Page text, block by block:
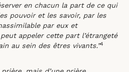
en chacun la part de ce qui
pouvoir et les savoir, par les
par eux et
appeler cette part l’étrangeté
au sein des êtres vivants.”4